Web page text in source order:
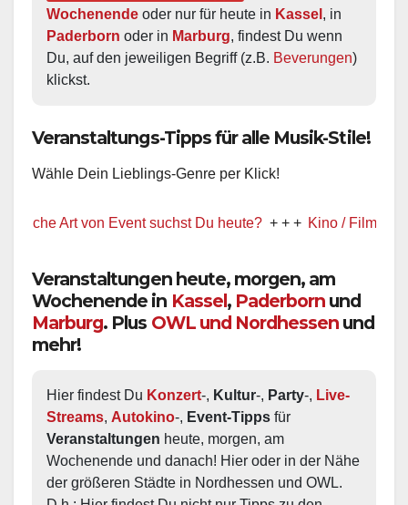
Wochenende oder nur für heute in Kassel
Paderborn oder in Marburg, findest Du wenn
Du, auf den jeweiligen Begriff (z.B. Beverungen)
klickst.
Veranstaltungs-Tipps für alle Musik-Stile!
Wähle Dein Lieblings-Genre per Klick!
Art von Event suchst Du heute? + + + Kino / Film + + + Ww
Veranstaltungen heute, morgen, am
Wochenende in Kassel, Paderborn und
Marburg. Plus OWL und Nordhessen und
mehr!
Hier findest Du Konzert-, Kultur-, Party-, Live-
Streams, Autokino-, Event-Tipps
Veranstaltungen heute, morgen, am
Wochenende und danach! Hier oder in der Nähe
der größeren Städte in Nordhessen und OWL.